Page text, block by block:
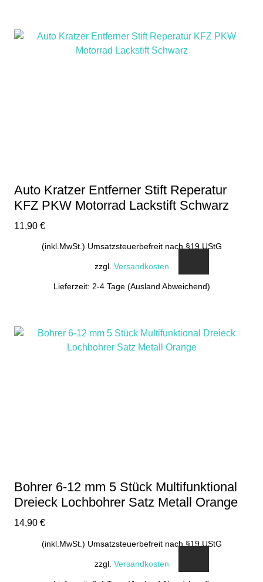
Auto Kratzer Entferner Stift Reperatur
KFZ PKW Motorrad Lackstift Schwarz
11,90 €
(inkl.MwSt.) Umsatzsteuerbefreit nach §19 UStG
zzgl. Versandkosten
Lieferzeit: 2-4 Tage (Ausland Abweichend)
Bohrer 6-12 mm 5 Stück Multifunktional
Dreieck Lochbohrer Satz Metall Orange
14,90 €
(inkl.MwSt.) Umsatzsteuerbefreit nach §19 UStG
zzgl. Versandkosten